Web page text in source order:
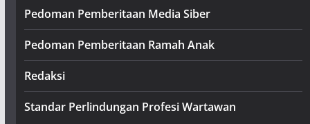
Pedoman Pemberitaan Media Siber
Pedoman Pemberitaan Ramah Anak
Redaksi
Standar Perlindungan Profesi Wartawan